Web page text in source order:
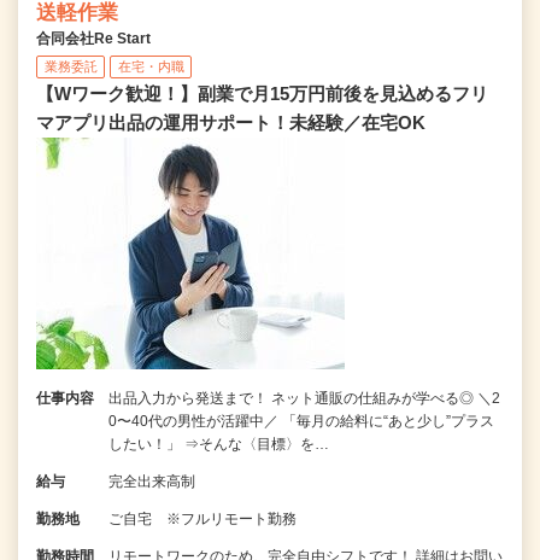
送軽作業
合同会社Re Start
業務委託 在宅・内職
【Wワーク歓迎！】副業で月15万円前後を見込めるフリ
マアプリ出品の運用サポート！未経験／在宅OK
仕事内容
出品入力から発送まで！ ネット通販の仕組みが学べる◎ ＼2
0〜40代の男性が活躍中／ 「毎月の給料に“あと少し”プラス
したい！」 ⇒そんな〈目標〉を…
給与 完全出来高制
勤務地 ご自宅 ※フルリモート勤務
勤務時間
リモートワークのため、完全自由シフトです！ 詳細はお問い